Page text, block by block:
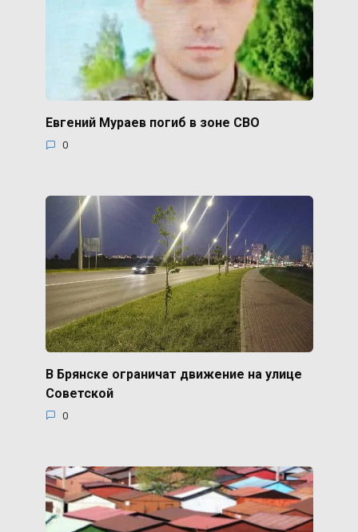
Евгений Мураев погиб в зоне СВО
0
В Брянске ограничат движение на улице
Советской
0